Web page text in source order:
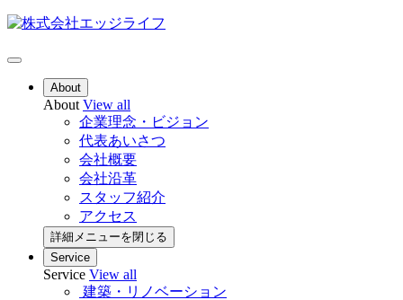
About
About View all
企業理念・ビジョン
代表あいさつ
会社概要
会社沿革
スタッフ紹介
アクセス
詳細メニューを閉じる
Service
Service View all
建築・リノベーション